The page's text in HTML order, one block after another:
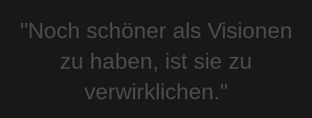
Inhalt"Noch schöner als Visionen
zu haben, ist sie zu
verwirklichen."